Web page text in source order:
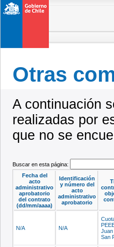
Otras
A continuación
realizadas por
que no se
Buscar en esta página:
Fecha del
acto
administrativo
aprobatorio
del contrato
(dd/mm/aaaa)
Identificación
y número del
acto
administrativo
aprobatorio
N/A N/A
Juan
San